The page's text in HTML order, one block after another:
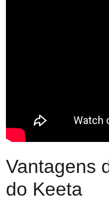
Vantagens
do Keeta